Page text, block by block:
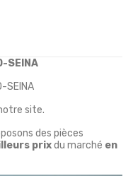
SEINA
SEINA
site.
des pièces
prixdu marché en